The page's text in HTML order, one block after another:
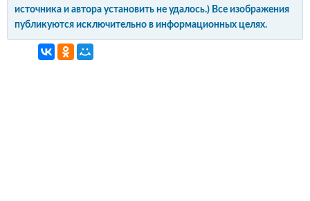
источника и автора установить не удалось.) Все изображения
публикуются исключительно в информационных целях.